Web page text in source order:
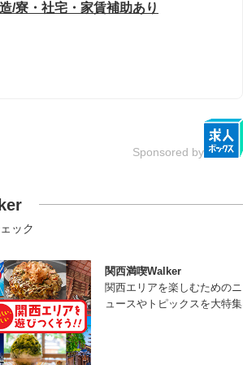
/寮・社宅・家賃補助あり
Sponsored by
ック
関西満喫Walker
関西エリアを楽しむためのニ
ュースやトピックスを大特集